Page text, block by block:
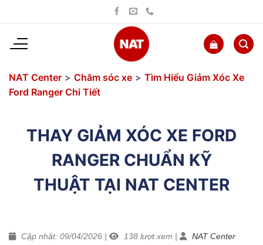
dung
NAT Center > Chăm sóc xe > Tìm Hiểu Giảm Xóc Xe
Ford Ranger Chi Tiết
THAY GIẢM XÓC XE FORD
RANGER CHUẨN KỸ
THUẬT TẠI NAT CENTER
Cập nhật: 09/04/2026 | 138 lượt xem | NAT Center